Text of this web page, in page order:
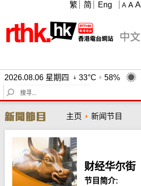
A A A
繁 简 Eng
2026.08.06 星期四 33°C
58%
S
e
r
c
h
主页 新闻节目
财经华尔街
节目简介: